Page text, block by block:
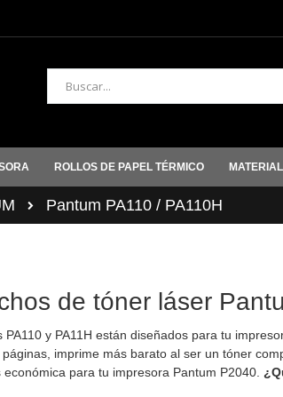
Buscar
ROLLOS DE PAPEL TÉRMICO
Pantum PA110 / PA110H
de tóner láser
PA110 y PA11H están diseñados para tu
imprime más barato al ser un tóner
económica para tu impresora Pantum P2040.